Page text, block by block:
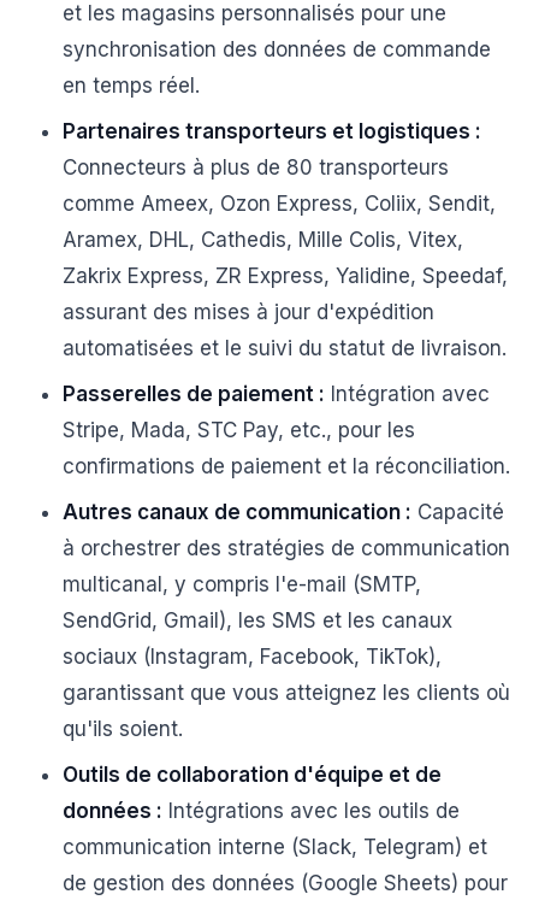
et les magasins personnalisés pour une
synchronisation des données de commande
en temps réel.
Partenaires transporteurs et logistiques :
Connecteurs à plus de 80 transporteurs
comme Ameex, Ozon Express, Coliix, Sendit,
Aramex, DHL, Cathedis, Mille Colis, Vitex,
Zakrix Express, ZR Express, Yalidine, Speedaf,
assurant des mises à jour d'expédition
automatisées et le suivi du statut de livraison.
Passerelles de paiement : Intégration avec
Stripe, Mada, STC Pay, etc., pour les
confirmations de paiement et la réconciliation.
Autres canaux de communication : Capacité
à orchestrer des stratégies de communication
multicanal, y compris l'e-mail (SMTP,
SendGrid, Gmail), les SMS et les canaux
sociaux (Instagram, Facebook, TikTok),
garantissant que vous atteignez les clients où
qu'ils soient.
Outils de collaboration d'équipe et de
données : Intégrations avec les outils de
communication interne (Slack, Telegram) et
de gestion des données (Google Sheets) pour